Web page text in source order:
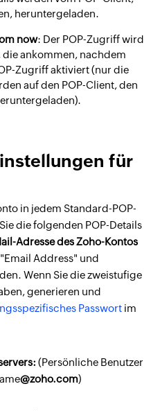
heruntergeladen.
now: Der POP-Zugriff wird
die ankommen, nachdem
Zugriff aktiviert (nur die
auf den POP-Client, den
für
in jedem Standard-POP-
die folgenden POP-Details
Adresse des Zoho-Kontos
Address" und
Wenn Sie die zweistufige
generieren und
Passwort im
(Persönliche Benutzer
@zoho.com)